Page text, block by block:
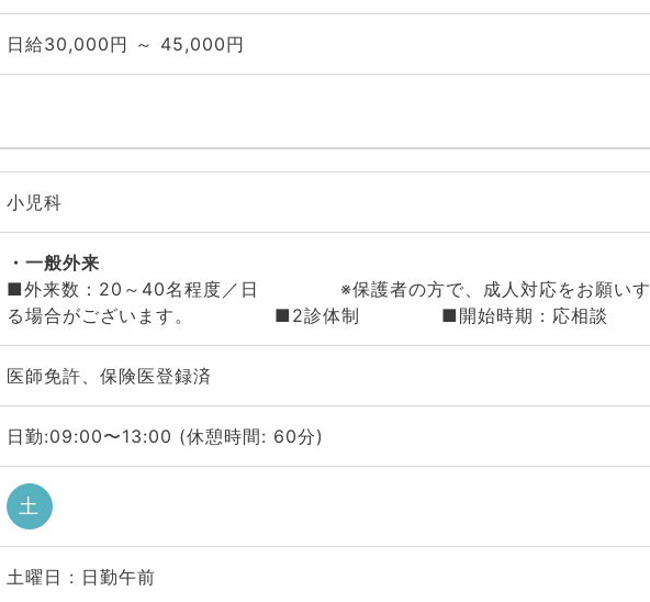
日給30,000円 ～ 45,000円
小児科
一般外来
■外来数：20～40名程度／日 ※保護者の方で、成人対応をお願いす
る場合がございます。 ■2診体制 ■開始時期：応相談
医師免許、保険医登録済
日勤:09:00〜13:00 (休憩時間: 60分)
土
土曜日 : 日勤午前